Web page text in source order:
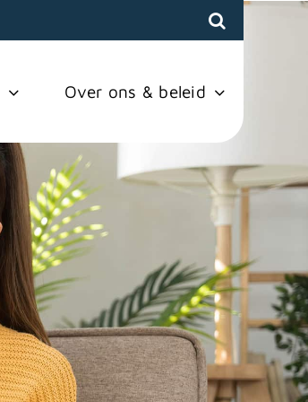
Over ons & beleid